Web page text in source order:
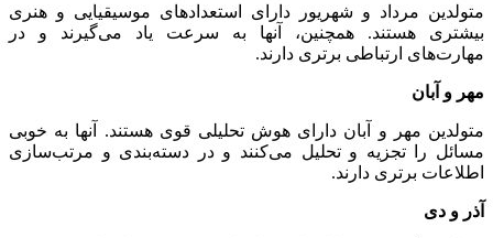
متولدین مرداد و شهریور دارای استعدادهای موسیقیایی و هنری
بیشتری هستند. همچنین، آنها به سرعت یاد می‌گیرند و در
مهارت‌های ارتباطی برتری دارند.
مهر و آبان
متولدین مهر و آبان دارای هوش تحلیلی قوی هستند. آنها به خوبی
مسائل را تجزیه و تحلیل می‌کنند و در دسته‌بندی و مرتب‌سازی
اطلاعات برتری دارند.
آذر و دی